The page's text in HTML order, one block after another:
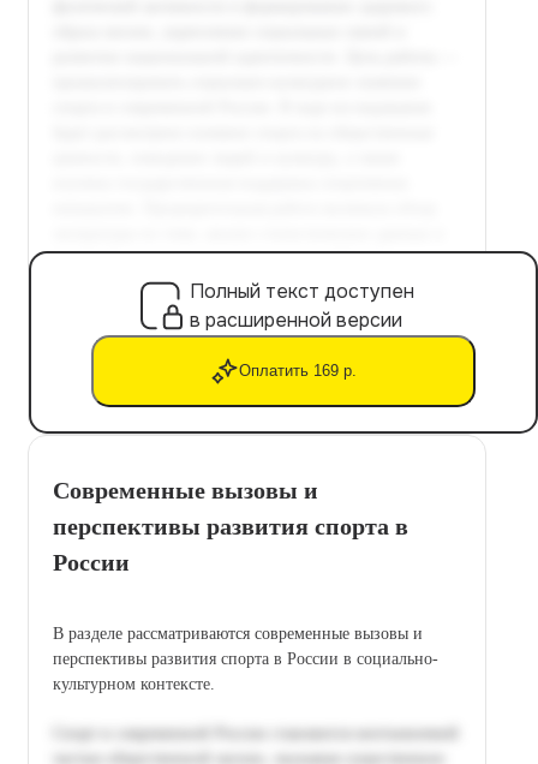
Полный текст доступен
в расширенной версии
Оплатить 169 р.
Современные вызовы и
перспективы развития спорта в
России
В разделе рассматриваются современные вызовы и
перспективы развития спорта в России в социально-
культурном контексте.